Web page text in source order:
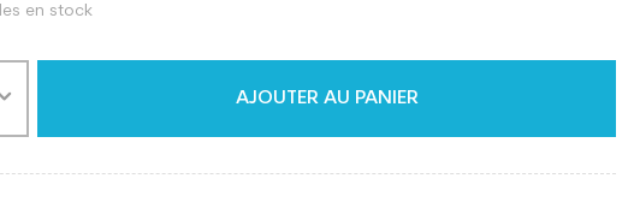
en stock
AJOUTER AU PANIER